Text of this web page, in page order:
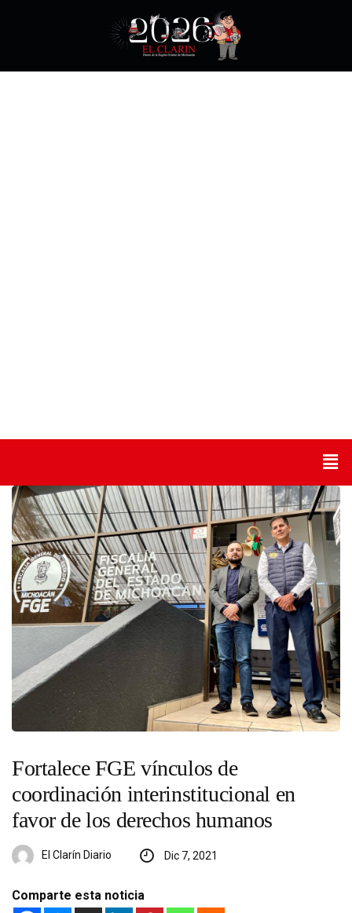
Fortalece FGE vínculos de
coordinación interinstitucional en
favor de los derechos humanos
El Clarín Diario Dic 7, 2021
Comparte esta noticia